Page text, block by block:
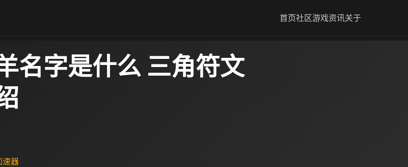
首页社区游戏资讯关于
名字是什么 三角符文
速器